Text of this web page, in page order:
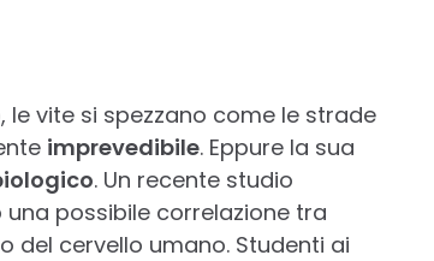
vite si spezzano come le strade
imprevedibile. Eppure la sua
. Un recente studio
possibile correlazione tra
del cervello umano. Studenti ai